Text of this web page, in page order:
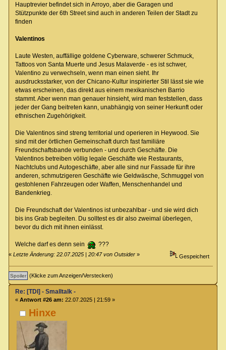
Hauptrevier befindet sich in Arroyo, aber die Garagen und
Stützpunkte der 6th Street sind auch in anderen Teilen der Stadt zu
finden
Valentinos
Laute Westen, auffällige goldene Cyberware, schwerer Schmuck,
Tattoos von Santa Muerte und Jesus Malaverde - es ist schwer,
Valentino zu verwechseln, wenn man einen sieht. Ihr
ausdrucksstarker, von der Chicano-Kultur inspirierter Stil lässt sie wie
etwas erscheinen, das direkt aus einem mexikanischen Barrio
stammt. Aber wenn man genauer hinsieht, wird man feststellen, dass
jeder der Gang beitreten kann, unabhängig von seiner Herkunft oder
ethnischen Zugehörigkeit.
Die Valentinos sind streng territorial und operieren in Heywood. Sie
sind mit der örtlichen Gemeinschaft durch fast familiäre
Freundschaftsbande verbunden - und durch Geschäfte. Die
Valentinos betreiben völlig legale Geschäfte wie Restaurants,
Nachtclubs und Autogeschäfte, aber alle sind nur Fassade für ihre
anderen, schmutzigeren Geschäfte wie Geldwäsche, Schmuggel von
gestohlenen Fahrzeugen oder Waffen, Menschenhandel und
Bandenkrieg.
Die Freundschaft der Valentinos ist unbezahlbar - und sie wird dich
bis ins Grab begleiten. Du solltest es dir also zweimal überlegen,
bevor du dich mit ihnen einlässt.
Welche darf es denn sein ???
«Letzte Änderung: 22.07.2025 | 20:47 von Outsider » Gespeichert
(Klicke zum Anzeigen/Verstecken)
Hinxe
Re: [TDI] - Smalltalk -
« Antwort #26 am: 22.07.2025 | 21:59 »